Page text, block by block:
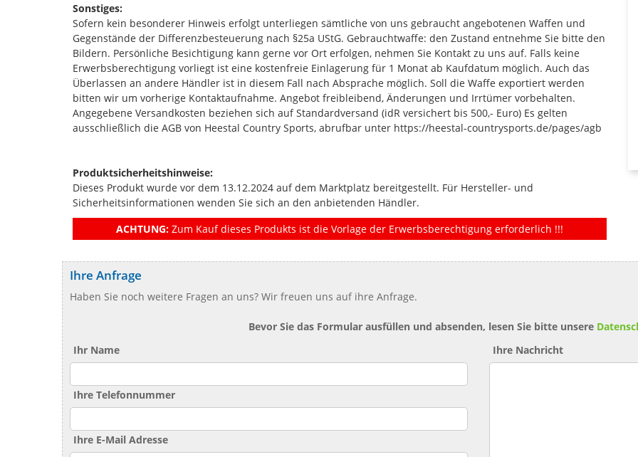
Sonstiges:
Sofern kein besonderer Hinweis erfolgt unterliegen sämtliche von uns gebraucht angebotenen Waffen und
Gegenstände der Differenzbesteuerung nach §25a UStG. Gebrauchtwaffe: den Zustand entnehme Sie bitte den
Bildern. Persönliche Besichtigung kann gerne vor Ort erfolgen, nehmen Sie Kontakt zu uns auf. Falls keine
Erwerbsberechtigung vorliegt ist eine kostenfreie Einlagerung für 1 Monat ab Kaufdatum möglich. Auch das
Überlassen an andere Händler ist in diesem Fall nach Absprache möglich. Soll die Waffe exportiert werden
bitten wir um vorherige Kontaktaufnahme. Angebot freibleibend, Änderungen und Irrtümer vorbehalten.
Angegebene Versandkosten beziehen sich auf Standardversand (idR versichert bis 500,- Euro) Es gelten
ausschließlich die AGB von Heestal Country Sports, abrufbar unter https://heestal-countrysports.de/pages/agb
Produktsicherheitshinweise:
Dieses Produkt wurde vor dem 13.12.2024 auf dem Marktplatz bereitgestellt. Für Hersteller- und
Sicherheitsinformationen wenden Sie sich an den anbietenden Händler.
ACHTUNG: Zum Kauf dieses Produkts ist die Vorlage der Erwerbsberechtigung erforderlich !!!
Ihre Anfrage
Haben Sie noch weitere Fragen an uns? Wir freuen uns auf ihre Anfrage.
Bevor Sie das Formular ausfüllen und absenden, lesen Sie bitte unsere
Ihr Name
Ihre Telefonnummer
Ihre E-Mail Adresse
Ihre Nachricht